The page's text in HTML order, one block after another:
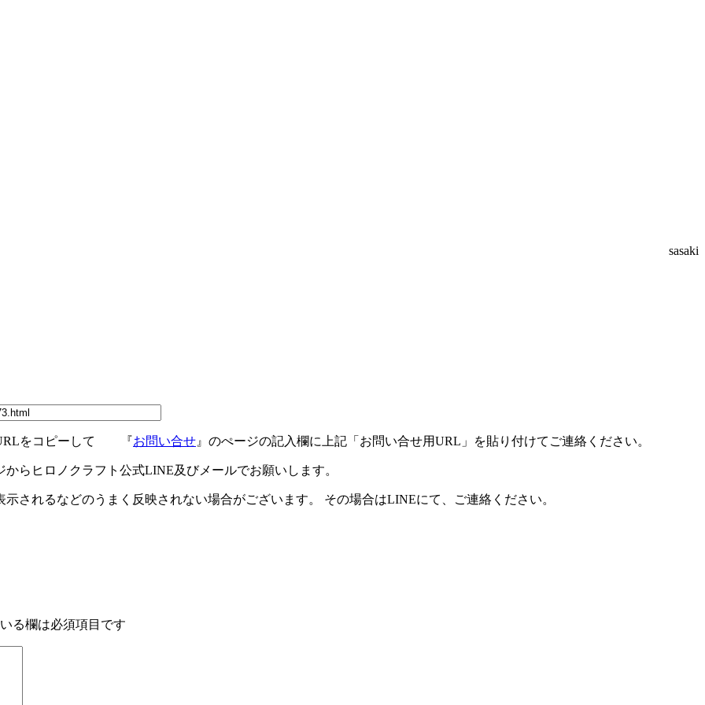
sasaki
URLをコピーして 『お問い合せ 』のぺージの記入欄に上記「お問い合せ用URL」を貼り付けてご連絡ください。
からヒロノクラフト公式LINE及びメールでお願いします。
されるなどのうまく反映されない場合がございます。 その場合はLINEにて、ご連絡ください。
る欄は必須項目です